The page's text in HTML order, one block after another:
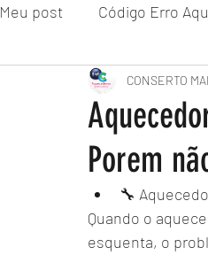
Meu post Código Erro
"ZONA NORTE RJ"
Reparo de Aquecedor a
Porem
CONSERTO
🔧
Quando o
esquenta, o